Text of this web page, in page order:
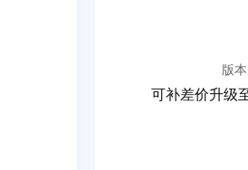
版
可补差价升级